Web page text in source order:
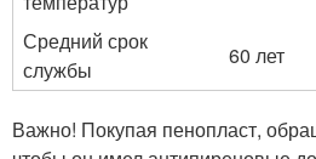
Средний срок
службы
60 лет
Важно! Покупая пенопласт,